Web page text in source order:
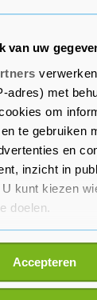
van uw
adres) met
om
te gebruiken
en
inzicht in
kunt kiezen
doelen.
we ook
over
paar meter
Accepteren